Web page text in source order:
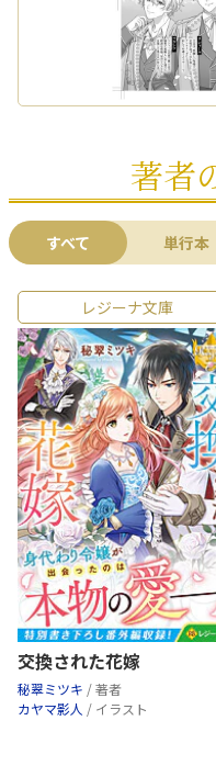
著者
すべて 単行本
レジーナ文庫
交換された花嫁
秘翠ミツキ / 著者
カヤマ影人 / イラスト